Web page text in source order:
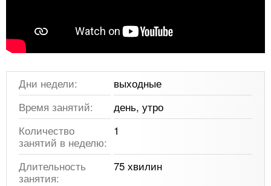
Дни недели:
выходные
Время занятий:
день, утро
Количество
занятий в неделю:
1
Длительность
занятия:
75 хвилин